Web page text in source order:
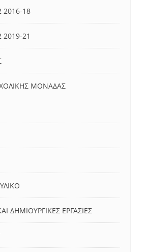
2016-18
2019-21
ΜΟΝΑΔΑΣ
ΔΗΜΙΟΥΡΓΙΚΕΣ ΕΡΓΑΣΙΕΣ